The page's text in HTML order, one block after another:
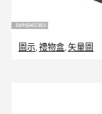
圖示, 禮物盒, 矢量圖